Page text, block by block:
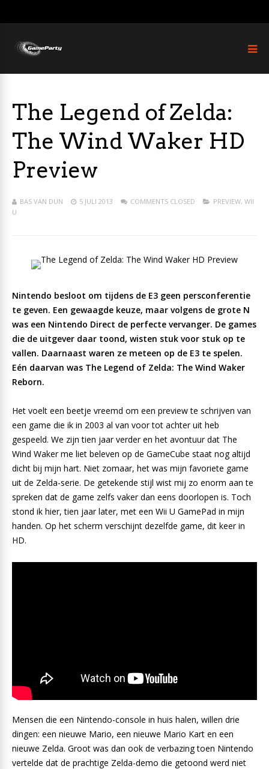
The Legend of Zelda:
The Wind Waker HD
Preview
BAS VAN DUN 5 JULI 2013 COMMENTS CLOSED PREVIEW, WII
U
Nintendo besloot om tijdens de E3 geen persconferentie
te geven. Een gewaagde keuze, maar volgens de grote N
was een Nintendo Direct de perfecte vervanger. De games
die de uitgever daar toond, wisten stuk voor stuk op te
vallen. Daarnaast waren ze meteen op de E3 te spelen.
Eén daarvan was The Legend of Zelda: The Wind Waker
Reborn.
Het voelt een beetje vreemd om een preview te schrijven van
een game die ik in 2003 al van voor tot achter uit heb
gespeeld. We zijn tien jaar verder en het avontuur dat The
Wind Waker me liet beleven op de GameCube staat nog altijd
dicht bij mijn hart. Niet zomaar, het was mijn favoriete game
uit de Zelda-serie. De getekende stijl wist mij zo enorm aan te
spreken dat de game zelfs vaker dan eens doorlopen is. Toch
stond ik hier, tien jaar later, met een Wii U GamePad in mijn
handen. Op het scherm verschijnt dezelfde game, dit keer in
HD.
Mensen die een Nintendo-console in huis halen, willen drie
dingen: een nieuwe Mario, een nieuwe Mario Kart en een
nieuwe Zelda. Groot was dan ook de verbazing toen Nintendo
vertelde dat de prachtige Zelda-demo die getoond werd niet